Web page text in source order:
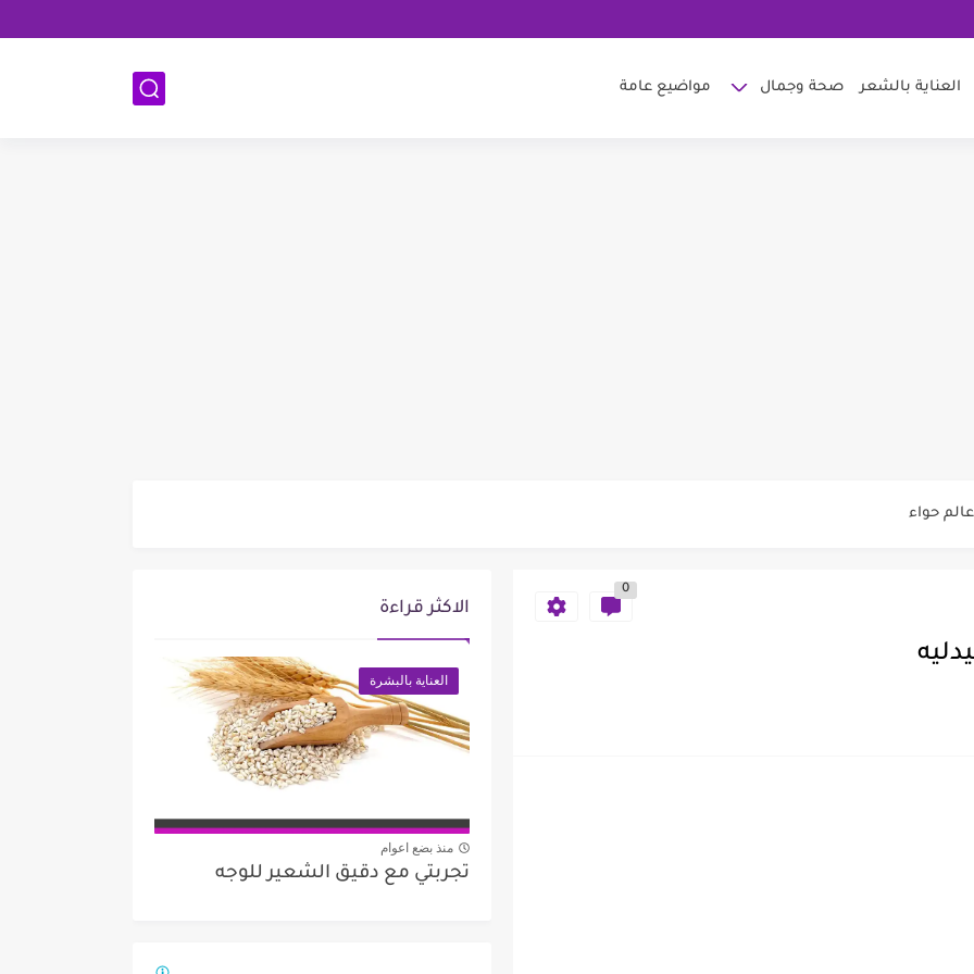
العناية بالشعر صحة وجمال مواضيع عامة
حواء
0
الاكثر قراءة
العناية بالبشرة
منذ بضع اعوام
تجربتي مع دقيق الشعير للوجه